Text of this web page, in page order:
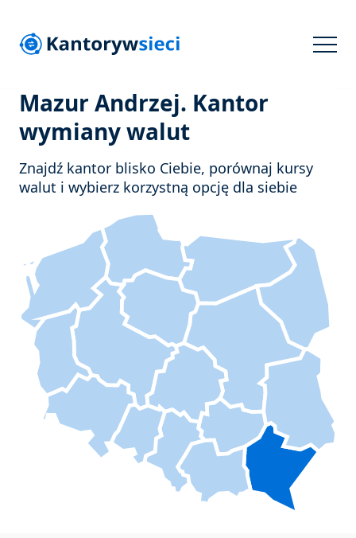
Mazur Andrzej. Kantor
wymiany walut
Znajdź kantor blisko Ciebie, porównaj kursy
walut i wybierz korzystną opcję dla siebie